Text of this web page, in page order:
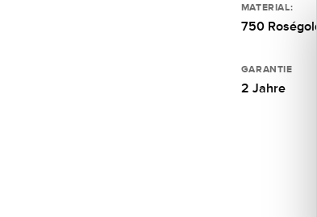
MATERIAL:
750 Roségold
GARANTIE
2 Jahre